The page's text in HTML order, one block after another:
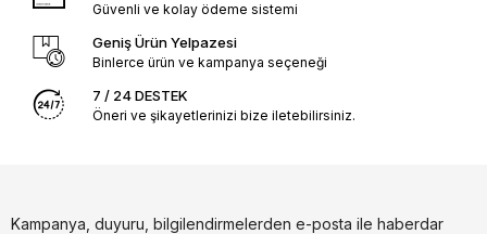
Güvenli ve kolay ödeme sistemi
Geniş Ürün Yelpazesi
Binlerce ürün ve kampanya seçeneği
7 / 24 DESTEK
Öneri ve şikayetlerinizi bize iletebilirsiniz.
Kampanya, duyuru, bilgilendirmelerden e-posta ile haberdar